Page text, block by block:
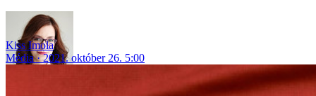
Kiss Imola
Média
2021. október 26. 5:00